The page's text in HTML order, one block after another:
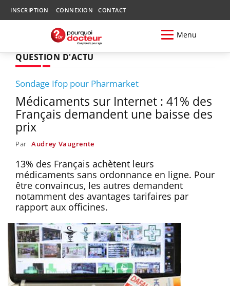
INSCRIPTION CONNEXION CONTACT
Menu
QUESTION D'ACTU
Sondage Ifop pour Pharmarket
Médicaments sur Internet : 41% des
Français demandent une baisse des
prix
Par Audrey Vaugrente
13% des Français achètent leurs
médicaments sans ordonnance en ligne. Pour
être convaincus, les autres demandent
notamment des avantages tarifaires par
rapport aux officines.